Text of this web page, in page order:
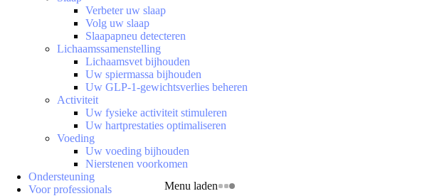
Menu laden
Verbeter uw slaap
Volg uw slaap
Slaapapneu detecteren
Lichaamssamenstelling
Lichaamsvet bijhouden
Uw spiermassa bijhouden
Uw GLP-1-gewichtsverlies beheren
Activiteit
Uw fysieke activiteit stimuleren
Uw hartprestaties optimaliseren
Voeding
Uw voeding bijhouden
Nierstenen voorkomen
Ondersteuning
Voor professionals